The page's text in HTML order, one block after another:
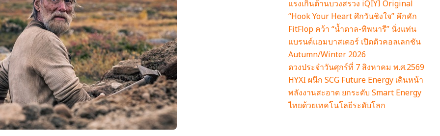
แรงเกินต้านบวงสรวง iQIYI Original
“Hook Your Heart ศึกวันชิงใจ” คึกคัก
FitFlop คว้า “น้ำตาล-ทิพนารี” นั่งแท่น
แบรนด์แอมบาสเดอร์ เปิดตัวคอลเลกชัน
Autumn/Winter 2026
ดวงประจำวันศุกร์ที่ 7 สิงหาคม พ.ศ.2569
HYXI ผนึก SCG Future Energy เดินหน้า
พลังงานสะอาด ยกระดับ Smart Energy
ไทยด้วยเทคโนโลยีระดับโลก